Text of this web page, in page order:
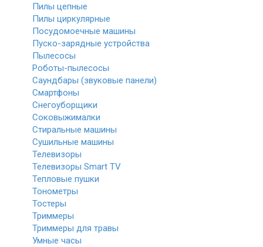
Пилы цепные
Пилы циркулярные
Посудомоечные машины
Пуско-зарядные устройства
Пылесосы
Роботы-пылесосы
Саундбары (звуковые панели)
Смартфоны
Снегоуборщики
Соковыжималки
Стиральные машины
Сушильные машины
Телевизоры
Телевизоры Smart TV
Тепловые пушки
Тонометры
Тостеры
Триммеры
Триммеры для травы
Умные часы